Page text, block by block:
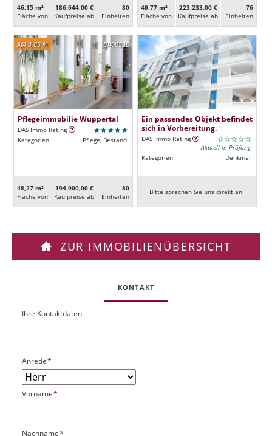
46,15 m²
Fläche von
186.644,00 €
Kaufpreise ab
80
Ein­heiten
49,77 m²
Fläche von
223.233,00 €
Kaufpreise ab
76
Ein­heiten
DA00536
AfA 3,85 %
Pflegeimmobilie Wuppertal
DAS Immo Rating
Kategorien
Pflege, Bestand
48,27 m²
Fläche von
194.900,00 €
Kaufpreise ab
80
Ein­heiten
Ein passendes Objekt befindet
sich in Vorbereitung.
DAS Immo Rating
Aktuell in Prüfung
Kategorien
Denkmal
Bitte sprechen Sie uns direkt an.
ZUR IMMOBILIENÜBERSICHT
KONTAKT
O
k
P
t
UIhre Kontaktdaten
P
f
l
i
c
t
Anrede*
P
f
i
Vorname*
P
Nachname*